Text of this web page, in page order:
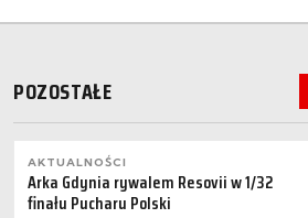
POZOSTAŁE
AKTUALNOŚCI
Arka Gdynia rywalem Resovii w 1/32
finału Pucharu Polski